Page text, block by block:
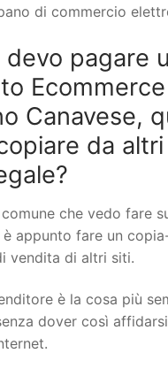
di commercio
devo pagare
Canavese,
da
che vedo fare
è appunto fare un
vendita di altri siti.
è la cosa più
dover così